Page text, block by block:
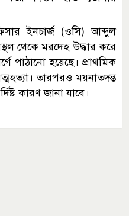
ইনচার্জ (ওসি) আব্দুল
থেকে মরদেহ উদ্ধার করে
পাঠানো হয়েছে। প্রাথমিক
তারপরও ময়নাতদন্ত
কারণ জানা যাবে।